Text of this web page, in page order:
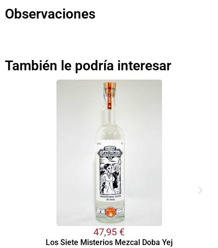
Observaciones
También le podría interesar
47,95 €
Los Siete Misterios Mezcal Doba Yej